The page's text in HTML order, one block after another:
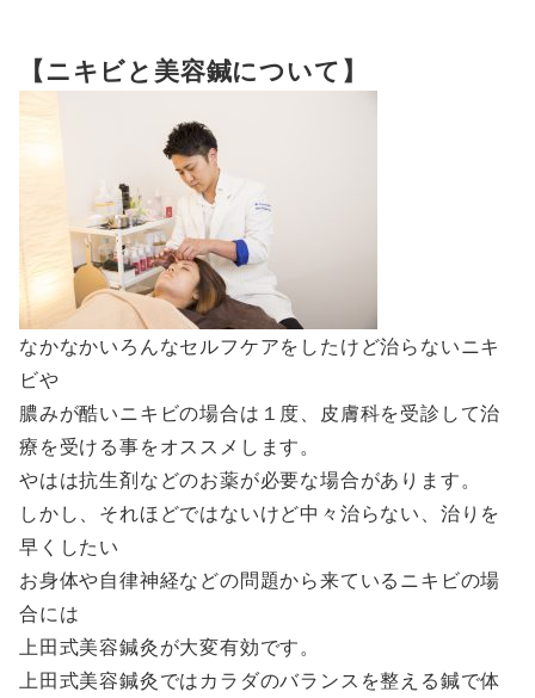
【ニキビと美容鍼について】
なかなかいろんなセルフケアをしたけど治らないニキ
ビや
膿みが酷いニキビの場合は１度、皮膚科を受診して治
療を受ける事をオススメします。
やはは抗生剤などのお薬が必要な場合があります。
しかし、それほどではないけど中々治らない、治りを
早くしたい
お身体や自律神経などの問題から来ているニキビの場
合には
上田式美容鍼灸が大変有効です。
上田式美容鍼灸ではカラダのバランスを整える鍼で体